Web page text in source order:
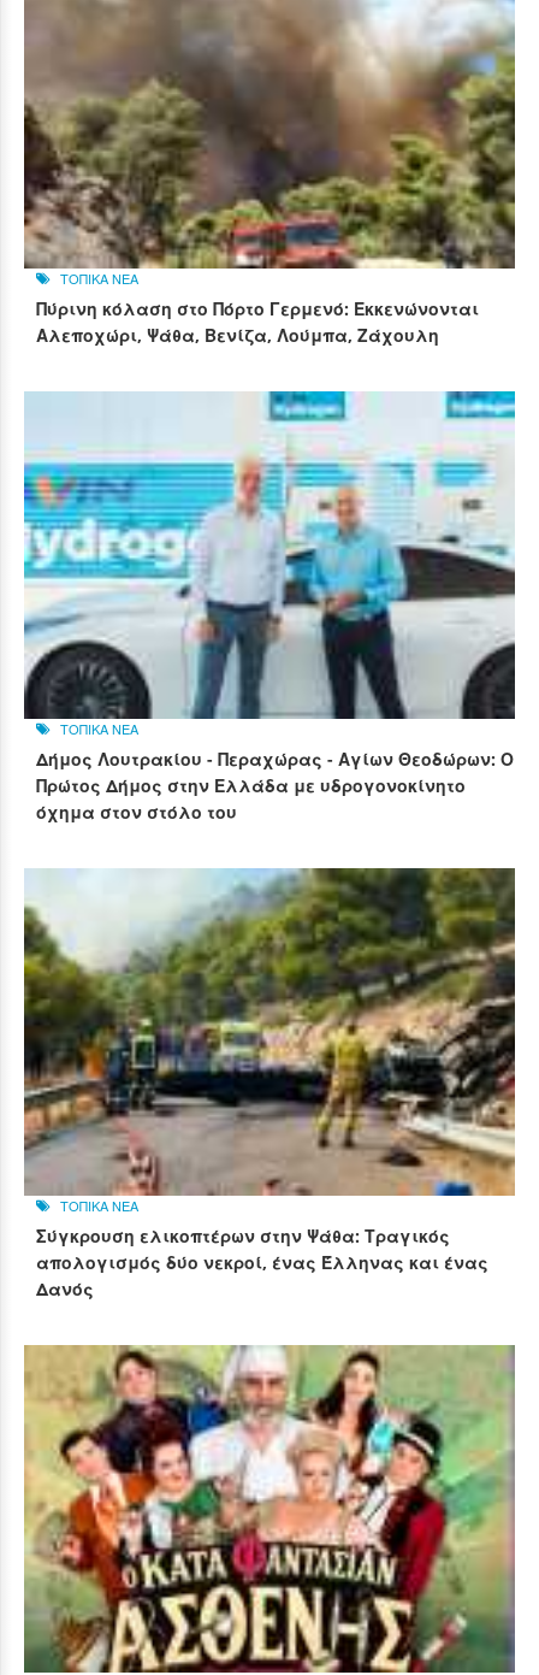
ΤΟΠΙΚΑ ΝΕΑ
Πύρινη κόλαση στο Πόρτο Γερμενό: Εκκενώνονται
Αλεποχώρι, Ψάθα, Βενίζα, Λούμπα, Ζάχουλη
ΤΟΠΙΚΑ ΝΕΑ
Δήμος Λουτρακίου - Περαχώρας - Αγίων Θεοδώρων: Ο
Πρώτος Δήμος στην Ελλάδα με υδρογονοκίνητο
όχημα στον στόλο του
ΤΟΠΙΚΑ ΝΕΑ
Σύγκρουση ελικοπτέρων στην Ψάθα: Τραγικός
απολογισμός δύο νεκροί, ένας Έλληνας και ένας
Δανός